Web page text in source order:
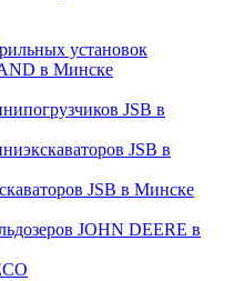
установок
в Минске
JSB в
JSB в
JSB в Минске
JOHN DEERE в